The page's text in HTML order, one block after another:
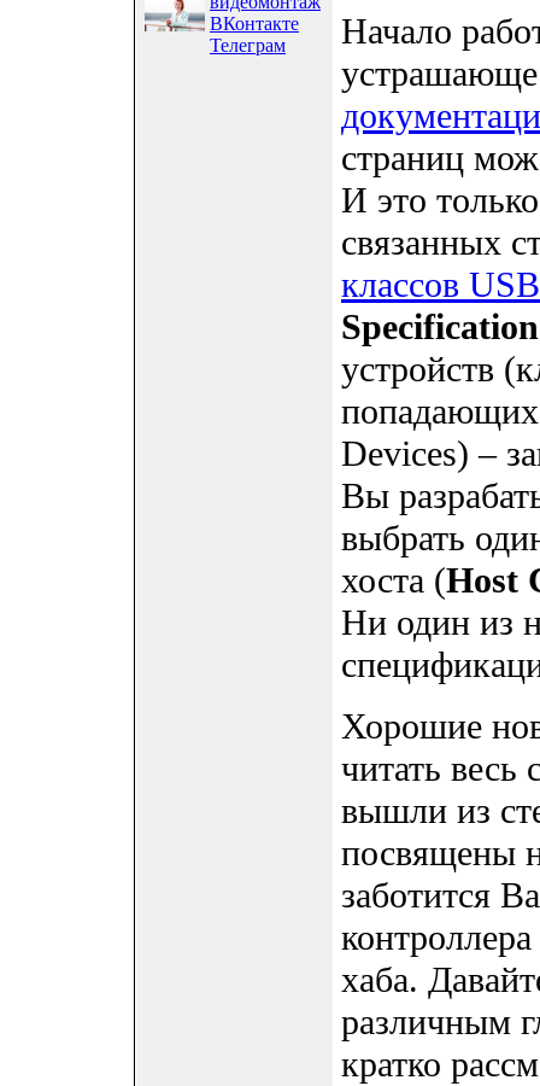
ВКонтакте
Телеграм
Начало
страниц
И это
связанных
классов USB
Specification
устройств
Devices) –
Вы
выбрать
хоста (Host
Ни один из
Хорошие
читать весь
вышли из
посвящены
заботится
хаба.
различным
кратко